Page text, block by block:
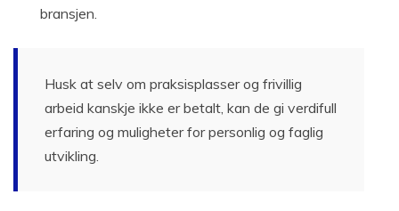
bransjen.
Husk at selv om praksisplasser og frivillig
arbeid kanskje ikke er betalt, kan de gi verdifull
erfaring og muligheter for personlig og faglig
utvikling.